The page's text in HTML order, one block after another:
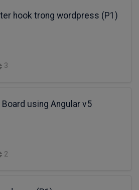
hook trong wordpress (P1)
3
Board using Angular v5
2